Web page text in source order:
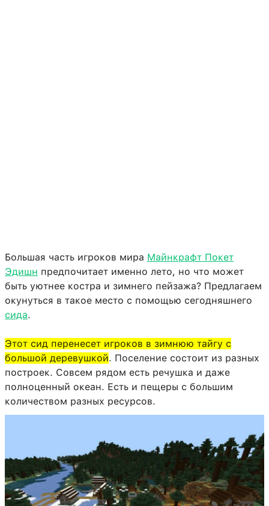
Большая часть игроков мира Майнкрафт Покет
Эдишн предпочитает именно лето, но что может
быть уютнее костра и зимнего пейзажа? Предлагаем
окунуться в такое место с помощью сегодняшнего
сида.
Этот сид перенесет игроков в зимнюю тайгу с
большой деревушкой. Поселение состоит из разных
построек. Совсем рядом есть речушка и даже
полноценный океан. Есть и пещеры с большим
количеством разных ресурсов.